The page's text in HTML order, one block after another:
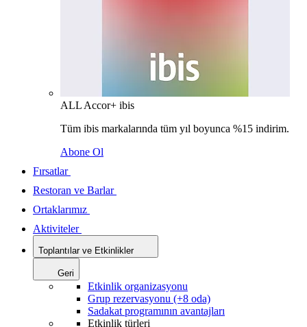
ALL Accor+ ibis
Tüm ibis markalarında tüm yıl boyunca %15 indirim.
Abone Ol
Fırsatlar
Restoran ve Barlar
Ortaklarımız
Aktiviteler
Toplantılar ve Etkinlikler
Geri
Etkinlik organizasyonu
Grup rezervasyonu (+8 oda)
Sadakat programının avantajları
Etkinlik türleri